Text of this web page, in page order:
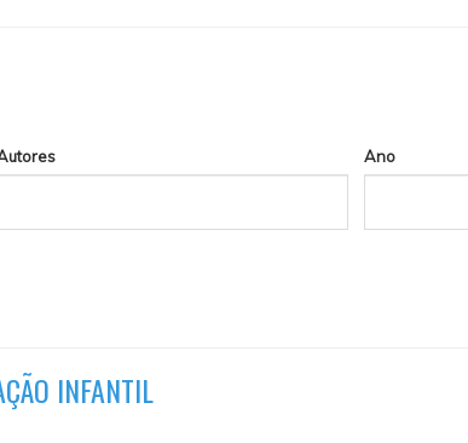
Ano
INFANTIL